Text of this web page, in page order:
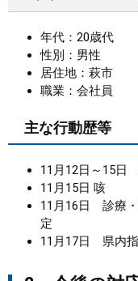
年代：20歳代
性別：男性
居住地：萩市
職業：会社員
主な行動歴等
11月12日～15日
11月15日 咳
11月16日 診療
定
11月17日 県内